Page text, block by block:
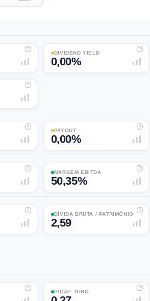
DIVIDEND YIELD
0,00%
PAYOUT
0,00%
MARGEM EBITDA
50,35%
DÍVIDA BRUTA / PATRIMÔNIO
2,59
P/CAP. GIRO